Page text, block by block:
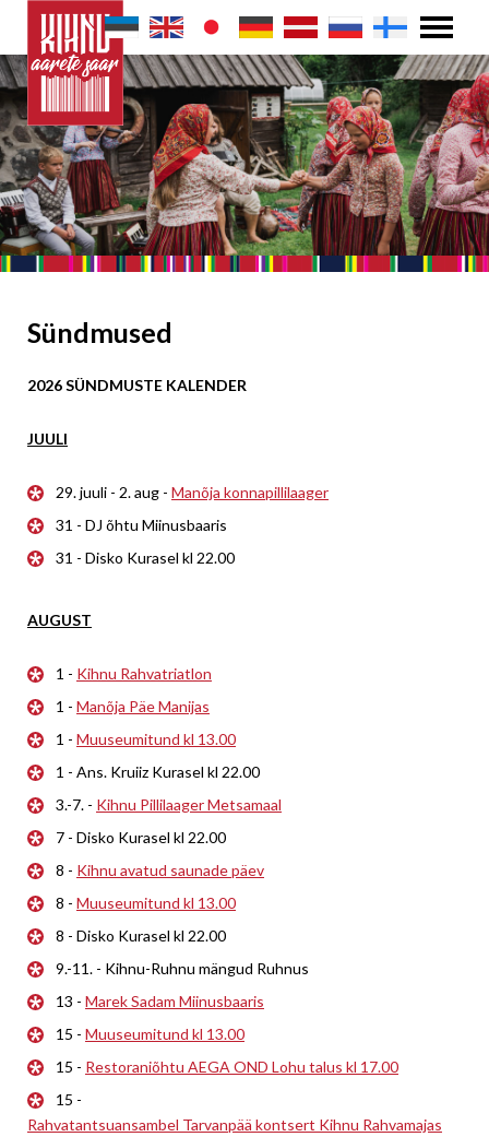
Sündmused
2026 SÜNDMUSTE KALENDER
JUULI
29. juuli - 2. aug - Manõja konnapillilaager
31 - DJ õhtu Miinusbaaris
31 - Disko Kurasel kl 22.00
AUGUST
1 - Kihnu Rahvatriatlon
1 - Manõja Päe Manijas
1 - Muuseumitund kl 13.00
1 - Ans. Kruiiz Kurasel kl 22.00
3.-7. - Kihnu Pillilaager Metsamaal
7 - Disko Kurasel kl 22.00
8 - Kihnu avatud saunade päev
8 - Muuseumitund kl 13.00
8 - Disko Kurasel kl 22.00
9.-11. - Kihnu-Ruhnu mängud Ruhnus
13 - Marek Sadam Miinusbaaris
15 - Muuseumitund kl 13.00
15 - Restoraniõhtu AEGA OND Lohu talus kl 17.00
15 -
Rahvatantsuansambel Tarvanpää kontsert Kihnu Rahvamajas